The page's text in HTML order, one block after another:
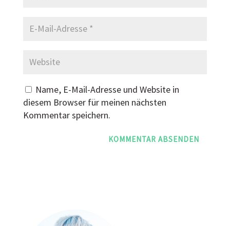
Name, E-Mail-Adresse und Website in
diesem Browser für meinen nächsten
Kommentar speichern.